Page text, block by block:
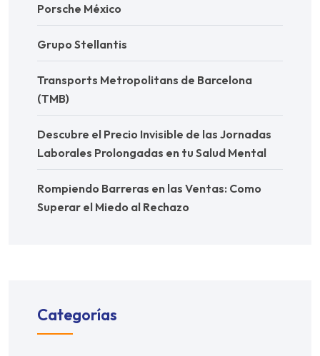
Porsche México
Grupo Stellantis
Transports Metropolitans de Barcelona
(TMB)
Descubre el Precio Invisible de las Jornadas
Laborales Prolongadas en tu Salud Mental
Rompiendo Barreras en las Ventas: Como
Superar el Miedo al Rechazo
Categorías